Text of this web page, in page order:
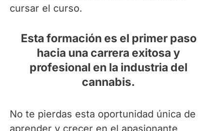
cursar el curso.
Esta formación es el primer paso
hacia una carrera exitosa y
profesional en la industria del
cannabis.
No te pierdas esta oportunidad única de